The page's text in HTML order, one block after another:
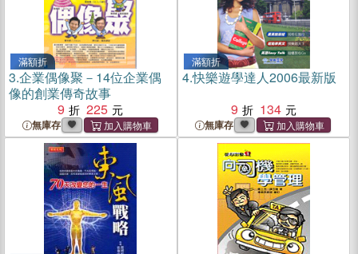
滿額折
3.企業偶像聚－14位企業偶
像的創業傳奇故事
9
225
無庫存
滿額折
4.快樂遊學達人2006最新版
9
134
無庫存